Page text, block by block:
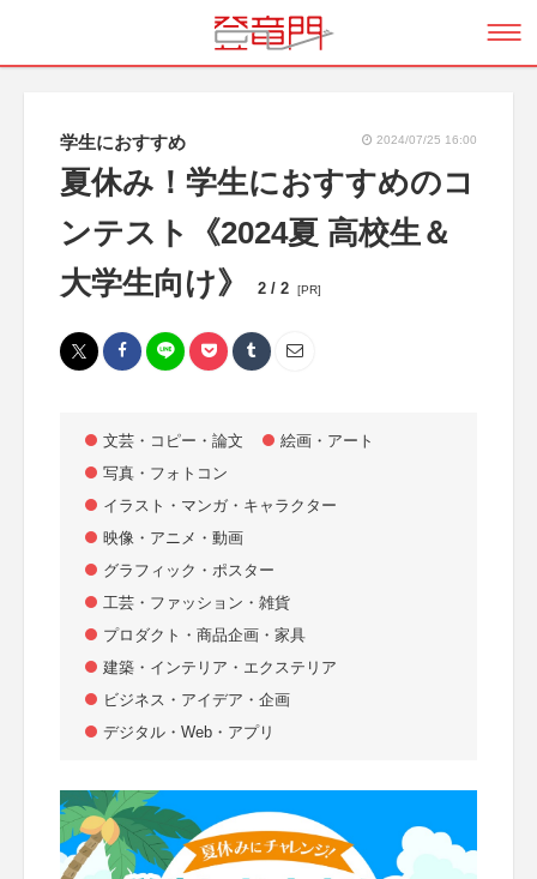
学生におすすめ 2024/07/25 16:00
夏休み！学生におすすめのコ
ンテスト《2024夏 高校生＆
大学生向け》
2 / 2 [PR]
文芸・コピー・論文
絵画・アート
写真・フォトコン
イラスト・マンガ・キャラクター
映像・アニメ・動画
グラフィック・ポスター
工芸・ファッション・雑貨
プロダクト・商品企画・家具
建築・インテリア・エクステリア
ビジネス・アイデア・企画
デジタル・Web・アプリ